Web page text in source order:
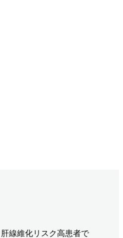
肝線維化リスク高患者で